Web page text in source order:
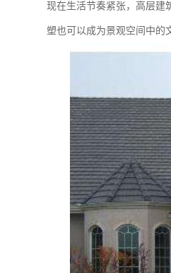
现在生活节奏紧张，高层建
塑也可以成为景观空间中的